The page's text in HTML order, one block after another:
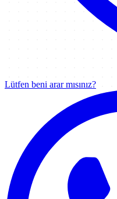
Lütfen beni arar mısınız?